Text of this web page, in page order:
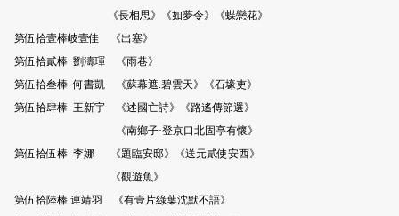
《長相思》《如夢令》《蝶戀花》
第伍拾壹棒岐壹佳 《出塞》
第伍拾貳棒 劉濤琿 《雨巷》
第伍拾叁棒 何書凱 《蘇幕遮.碧雲天》《石壕吏》
第伍拾肆棒 王新宇 《述國亡詩》《路遙傳節選》
《南鄉子·登京口北固亭有懷》
第伍拾伍棒 李娜 《題臨安邸》《送元貳使安西》
《觀遊魚》
第伍拾陸棒 連靖羽 《有壹片綠葉沈默不語》